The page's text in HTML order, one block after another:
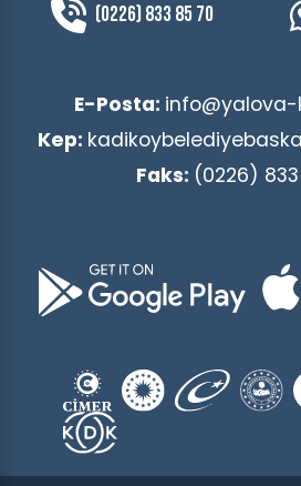
(0226) 833 85 70
E-Posta: info@yalova-
Kep:
Faks: (0226)